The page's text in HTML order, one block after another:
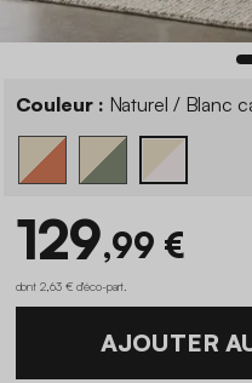
Couleur : Naturel / Blanc
129,99 €
dont 2,63 € d'éco-part
AJOUTER